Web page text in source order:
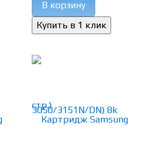
В корзину